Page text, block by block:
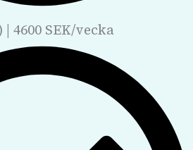
4600 SEK/vecka